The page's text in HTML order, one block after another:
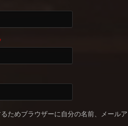
ためブラウザーに自分の名前、メール